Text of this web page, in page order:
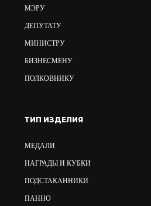
МЭРУ
ДЕПУТАТУ
МИНИСТРУ
БИЗНЕСМЕНУ
ПОЛКОВНИКУ
ТИП ИЗДЕЛИЯ
МЕДАЛИ
НАГРАДЫ И КУБКИ
ПОДСТАКАННИКИ
ПАННО